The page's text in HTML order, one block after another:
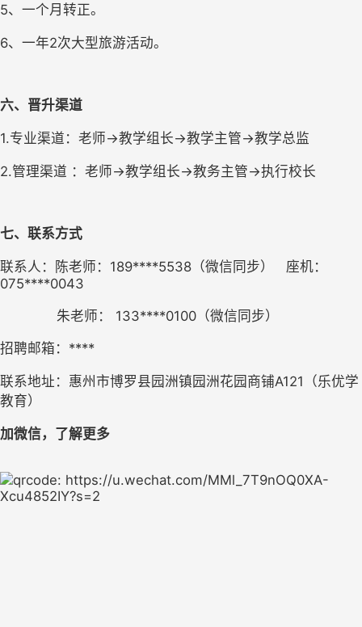
5、一个月转正。
6、一年2次大型旅游活动。
六、晋升渠道
1.专业渠道：老师→教学组长→教学主管→教学总监
2.管理渠道 ：老师→教学组长→教务主管→执行校长
七、联系方式
联系人：陈老师：189****5538（微信同步）   座机：
075****0043
朱老师： 133****0100（微信同步）
招聘邮箱：****
联系地址：惠州市博罗县园洲镇园洲花园商铺A121（乐优学
教育）
加微信，了解更多